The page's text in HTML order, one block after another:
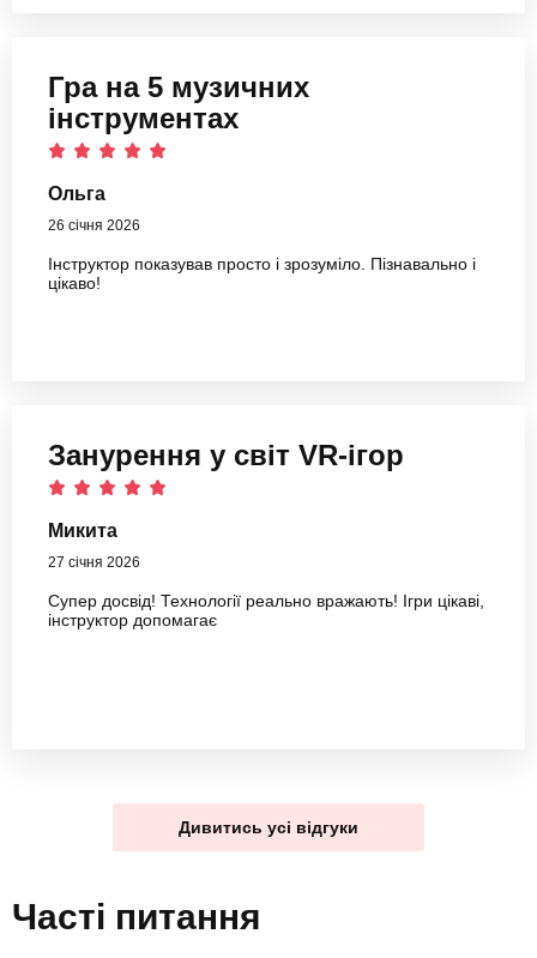
Гра на 5 музичних
інструментах
Ольга
26 січня 2026
Інструктор показував просто і зрозуміло. Пізнавально і
цікаво!
Занурення у світ VR-ігор
Микита
27 січня 2026
Супер досвід! Технології реально вражають! Ігри цікаві,
інструктор допомагає
Дивитись усі відгуки
Часті питання